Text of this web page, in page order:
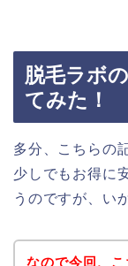
脱毛ラボ
てみた！
多分、こちらの
少しでもお得に
うのですが、い
なので今回、